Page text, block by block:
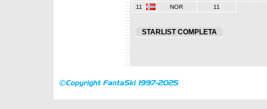
11
NOR 11
STARLIST COMPLETA